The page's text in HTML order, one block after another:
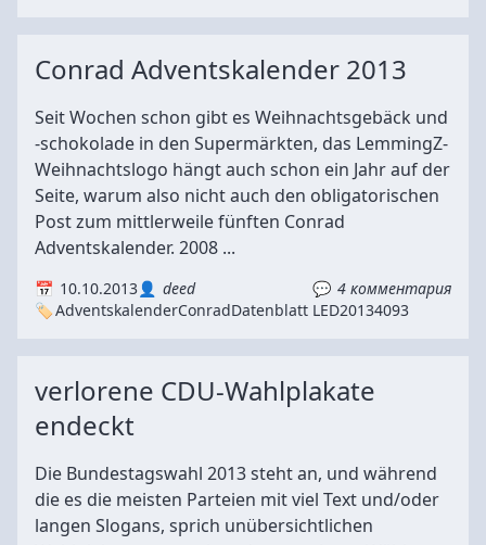
Conrad Adventskalender 2013
Seit Wochen schon gibt es Weihnachtsgebäck und
-schokolade in den Supermärkten, das LemmingZ-
Weihnachtslogo hängt auch schon ein Jahr auf der
Seite, warum also nicht auch den obligatorischen
Post zum mittlerweile fünften Conrad
Adventskalender. 2008 ...
10.10.2013 deed
4 комментария
AdventskalenderConradDatenblatt LED20134093
verlorene CDU-Wahlplakate
endeckt
Die Bundestagswahl 2013 steht an, und während
die es die meisten Parteien mit viel Text und/oder
langen Slogans, sprich unübersichtlichen